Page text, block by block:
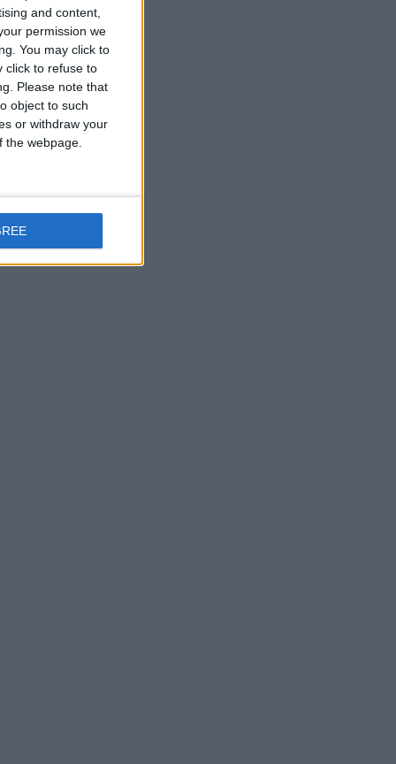
and content,
permission we
You may click to
click to refuse to
Please note that
object to such
or withdraw your
webpage.